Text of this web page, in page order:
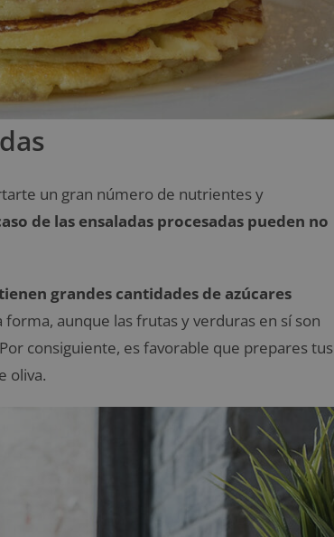
un gran número de nutrientes y
de las ensaladas procesadas pueden no
grandes cantidades de azúcares
forma, aunque las frutas y verduras en sí son
consiguiente, es favorable que prepares tus
oliva.